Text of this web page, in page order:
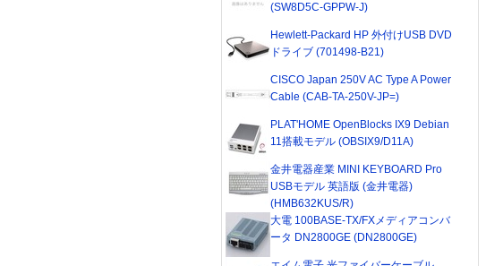
(SW8D5C-GPPW-J)
Hewlett-Packard HP 外付けUSB DVD
ドライブ (701498-B21)
CISCO Japan 250V AC Type A Power
Cable (CAB-TA-250V-JP=)
PLAT'HOME OpenBlocks IX9 Debian
11搭載モデル (OBSIX9/D11A)
金井電器産業 MINI KEYBOARD Pro
USBモデル 英語版 (金井電器)
(HMB632KUS/R)
大電 100BASE-TX/FXメディアコンバ
ータ DN2800GE (DN2800GE)